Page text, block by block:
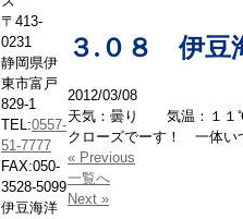
３.０８ 伊豆
2012/03/08
天気：曇り 気温：１
クローズでーす！ 一体い
« Previous
一覧へ
Next »
〒413-
0231
静岡県伊
東市富戸
829-1
TEL:0557-
51-7777
FAX:050-
3528-5099
伊豆海洋